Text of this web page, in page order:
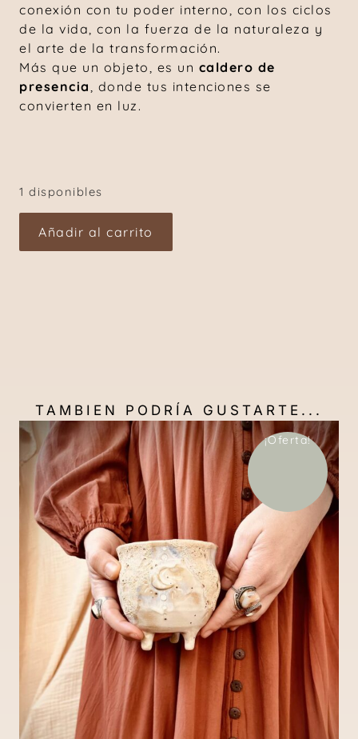
conexión con tu poder interno, con los ciclos
de la vida, con la fuerza de la naturaleza y
el arte de la transformación.
Más que un objeto, es un caldero de
presencia
, donde tus intenciones se
convierten en luz.
1 disponibles
Añadir al carrito
TAMBIEN PODRÍA GUSTARTE...
¡Oferta!